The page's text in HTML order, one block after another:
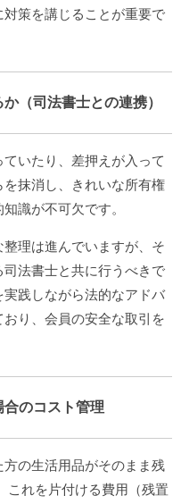
策を講じることが重要で
（司法書士との連携）
いたり、差押えが入って
抹消し、きれいな所有権
識が不可欠です。
理は進んでいますが、そ
法書士と共に行うべきで
践しながら法的なアドバ
り、会員の安全な取引を
のコスト管理
の生活用品がそのまま残
これを片付ける費用（残置